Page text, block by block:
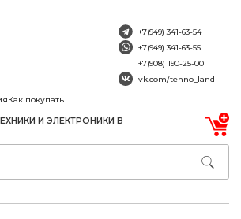
Как покупать
И ЭЛЕКТРОНИКИ В
+7(949) 341-63-54
+7(949) 341-63-55
+7(908) 190-25-00
vk.com/tehno_land